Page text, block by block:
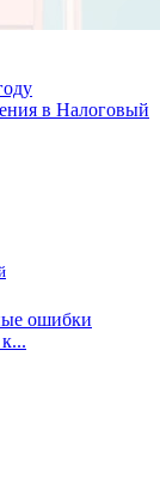
в Налоговый
ошибки